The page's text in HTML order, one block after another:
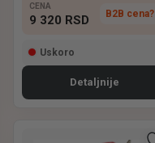
CENA
9 320 RSD B2B cena?
Uskoro
Detaljnije